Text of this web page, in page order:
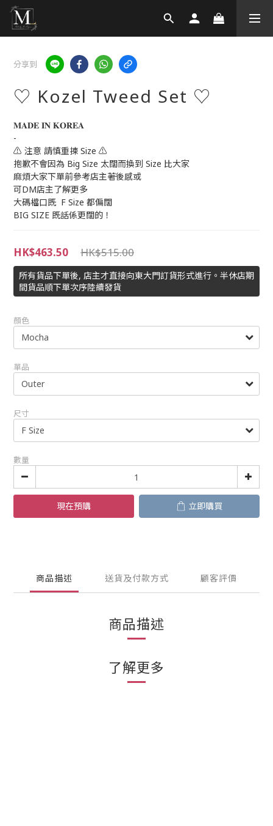
分享到
♡ Kozel Tweed Set ♡
𝐌𝐀𝐃𝐄 𝐈𝐍 𝐊𝐎𝐑𝐄𝐀
-
⚠️ 注意 請慎重揀 Size ⚠️
抱歉不會因為 Big Size 太闊而換到 Size 比大家
麻煩大家下單前參考店主著後感或
可DM店主了解更多
大碼檔口既  F Size 都偏闊
BIG SIZE 既話係更闊的！
HK$515.00
HK$463.50
所有貨品下單後, 店主才直接向東大門訂貨形式進行。半休店期
間貨品順下單次序陸續發貨
顏色
單品
尺寸
數量
現在預購 立即購買
商品描述 送貨及付款方式 顧客評價
商品描述
了解更多